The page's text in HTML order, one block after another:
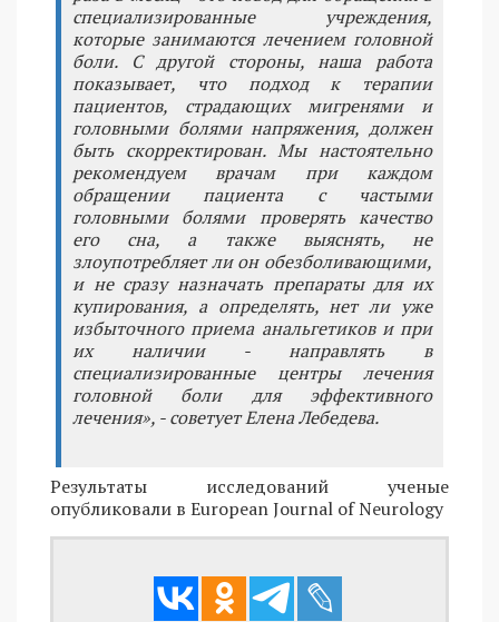
специализированные учреждения,
которые занимаются лечением головной
боли. С другой стороны, наша работа
показывает, что подход к терапии
пациентов, страдающих мигренями и
головными болями напряжения, должен
быть скорректирован. Мы настоятельно
рекомендуем врачам при каждом
обращении пациента с частыми
головными болями проверять качество
его сна, а также выяснять, не
злоупотребляет ли он обезболивающими,
и не сразу назначать препараты для их
купирования, а определять, нет ли уже
избыточного приема анальгетиков и при
их наличии - направлять в
специализированные центры лечения
головной боли для эффективного
лечения», - советует Елена Лебедева.
Результаты исследований ученые
опубликовали в European Journal of Neurology